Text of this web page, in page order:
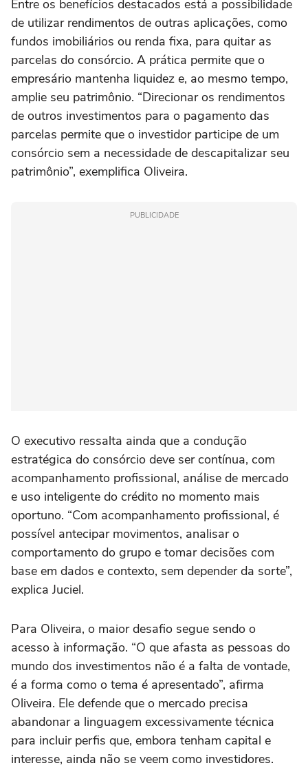
Entre os benefícios destacados está a possibilidade
de utilizar rendimentos de outras aplicações, como
fundos imobiliários ou renda fixa, para quitar as
parcelas do consórcio. A prática permite que o
empresário mantenha liquidez e, ao mesmo tempo,
amplie seu patrimônio. “Direcionar os rendimentos
de outros investimentos para o pagamento das
parcelas permite que o investidor participe de um
consórcio sem a necessidade de descapitalizar seu
patrimônio”, exemplifica Oliveira.
PUBLICIDADE
O executivo ressalta ainda que a condução
estratégica do consórcio deve ser contínua, com
acompanhamento profissional, análise de mercado
e uso inteligente do crédito no momento mais
oportuno. “Com acompanhamento profissional, é
possível antecipar movimentos, analisar o
comportamento do grupo e tomar decisões com
base em dados e contexto, sem depender da sorte”,
explica Juciel.
Para Oliveira, o maior desafio segue sendo o
acesso à informação. “O que afasta as pessoas do
mundo dos investimentos não é a falta de vontade,
é a forma como o tema é apresentado”, afirma
Oliveira. Ele defende que o mercado precisa
abandonar a linguagem excessivamente técnica
para incluir perfis que, embora tenham capital e
interesse, ainda não se veem como investidores.